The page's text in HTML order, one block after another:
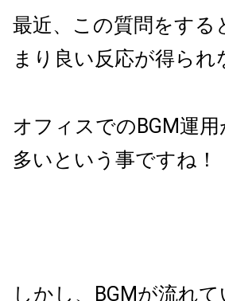
最近、この質問をす
まり良い反応が得ら
オフィスでの BGM運
多いという事ですね！
しかし、 BGMが流れ